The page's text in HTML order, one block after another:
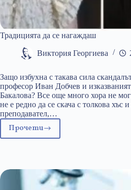
Традицията да се нагаждаш
Виктория Георгиева
Защо избухна с такава сила
професор Иван Добчев и
Бакалова? Все още много хора не
не е редно да се скача с толкова хъс
преподавател,…
ПрочетиТрадицията